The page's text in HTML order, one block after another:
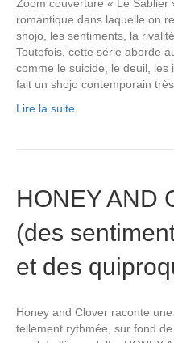
Zoom couverture « Le Sablier
romantique dans laquelle on
shojo, les sentiments, la
Toutefois, cette série aborde
comme le suicide, le deuil, les
fait un shojo contemporain
Lire la suite
HONEY AND
(des
et des
Honey and Clover raconte
tellement rythmée, sur fond